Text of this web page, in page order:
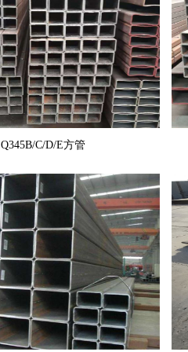
Q345B/C/D/E方管